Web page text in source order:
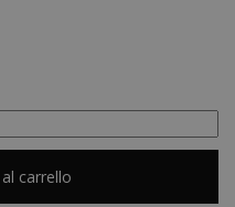
carrello